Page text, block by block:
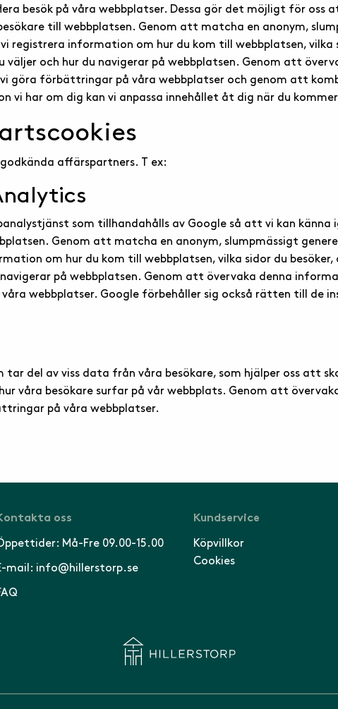
besök på våra webbplatser. Dessa gör det möjligt för oss
till webbplatsen. Genom att matcha en anonym,
registrera information om hur du kom till webbplatsen, vilka
väljer och hur du navigerar på webbplatsen. Genom att
göra förbättringar på våra webbplatser och genom att
vi har om dig kan vi anpassa innehållet åt dig när du
affärspartners. T ex:
som tillhandahålls av Google så att vi kan känna
Genom att matcha en anonym, slumpmässigt
om hur du kom till webbplatsen, vilka sidor du
på webbplatsen. Genom att övervaka denna
webbplatser. Google förbehåller sig också rätten till de
tar del av viss data från våra besökare, som hjälper oss att
våra besökare surfar på vår webbplats. Genom att
på våra webbplatser.
oss
Må-Fre 09.00-15.00
mail: info@hillerstorp.se
Kundservice
Köpvillkor
Cookies